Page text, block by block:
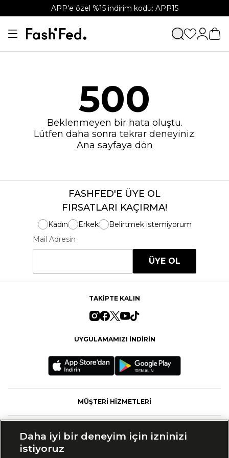
APP'e özel %15 indirim kodu: APP15
500
Beklenmeyen bir hata oluştu.
Lütfen daha sonra tekrar deneyiniz.
Ana sayfaya dön
FASHFED'E ÜYE OL
FIRSATLARI KAÇIRMA!
Kadın Erkek
Belirtmek istemiyorum
Mail Adresin
ÜYE OL
TAKİPTE KALIN
UYGULAMAMIZI İNDİRİN
MÜŞTERİ HİZMETLERİ
Daha iyi bir deneyim için izninizi
istiyoruz